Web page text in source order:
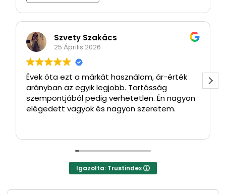
Szvety Szakács
25 Április 2026
Évek óta ezt a márkát használom, ár-érték
arányban az egyik legjobb. Tartósság
szempontjából pedig verhetetlen. Én nagyon
elégedett vagyok és nagyon szeretem.
Igazolta: Trustindex